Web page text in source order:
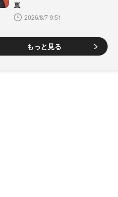
嵐
2026/8/7 9:51
もっと見る